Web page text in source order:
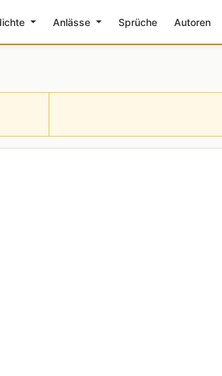
Anlässe Sprüche Autoren